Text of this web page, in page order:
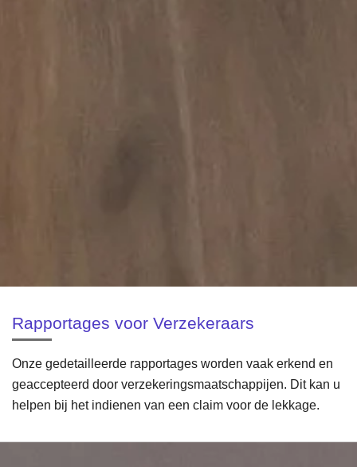
Rapportages voor Verzekeraars
Onze gedetailleerde rapportages worden vaak erkend en
geaccepteerd door verzekeringsmaatschappijen. Dit kan u
helpen bij het indienen van een claim voor de lekkage.